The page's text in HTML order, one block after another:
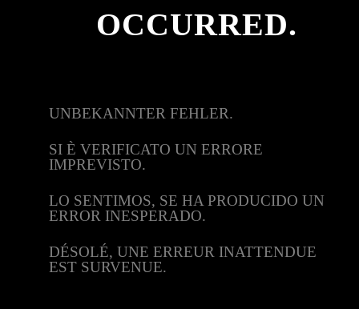
OCCURRED.
UNBEKANNTER FEHLER.
SI È VERIFICATO UN ERRORE
IMPREVISTO.
LO SENTIMOS, SE HA PRODUCIDO UN
ERROR INESPERADO.
DÉSOLÉ, UNE ERREUR INATTENDUE
EST SURVENUE.